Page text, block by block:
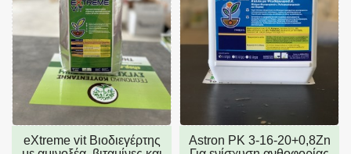
eXtreme vit Βιοδιεγέρτης
Astron PK 3-16-20+0,8Zn